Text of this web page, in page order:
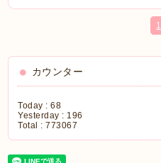
1
カウンター
Today :68
Yesterday : 196
Total :773067